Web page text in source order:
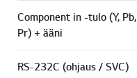
Component in -tulo (Y, Pb,
Pr) + ääni
RS-232C (ohjaus / SVC)